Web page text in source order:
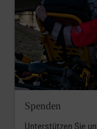
Spenden
Unterstützen Sie